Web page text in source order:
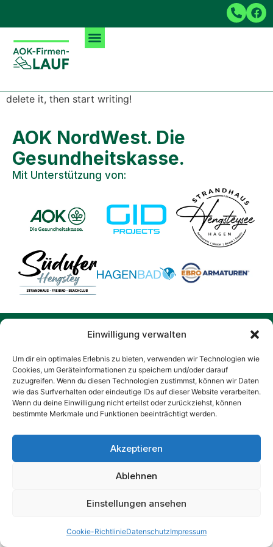
Einwilligung verwalten
Um dir ein optimales Erlebnis zu bieten, verwenden wir Technologien wie
Cookies, um Geräteinformationen zu speichern und/oder darauf
zuzugreifen. Wenn du diesen Technologien zustimmst, können wir Daten
wie das Surfverhalten oder eindeutige IDs auf dieser Website verarbeiten.
Wenn du deine Einwilligung nicht erteilst oder zurückziehst, können
bestimmte Merkmale und Funktionen beeinträchtigt werden.
Akzeptieren
Ablehnen
Einstellungen ansehen
Cookie-RichtlinieDatenschutzImpressum
Autor:admin
Hello world!
delete it, then start writing!
AOK NordWest. Die
Gesundheitskasse.
Mit Unterstützung von:
Schreiben Sie uns eine Mail an:
kontakt@aok-firmenlauf-hagen.de
Oder nutzen Sie unser Kontaktformular:
Zum Kontaktformular
Telefon: